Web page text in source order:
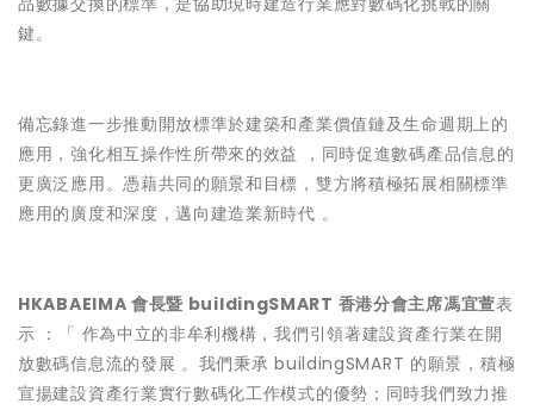
鍵。
備忘錄進一步推動開放標準於建築和產業價值鏈及生命週期上的
應用，強化相互操作性所帶來的效益 ，同時促進數碼產品信息的
更廣泛應用。憑藉共同的願景和目標，雙方將積極拓展相關標準
應用的廣度和深度，邁向建造業新時代 。
HKABAEIMA 會長暨 buildingSMART 香港分會主席馮宜萱表
示 ：「 作為中立的非牟利機構，我們引領著建設資產行業在開
放數碼信息流的發展 。我們秉承 buildingSMART 的願景，積極
宣揚建設資產行業實行數碼化工作模式的優勢；同時我們致力推